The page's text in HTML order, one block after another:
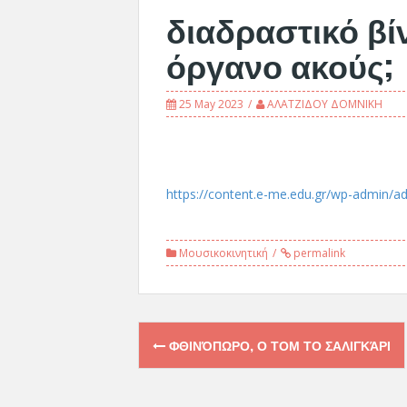
διαδραστικό
όργανο ακούς;
25 May 2023 ΑΛΑΤΖΙΔΟΥ ΔΟΜΝΙΚΗ
https://content.e-me.edu.gr/wp-admin/
Μουσικοκινητική permalink
Post
navigation
ΦΘΙΝΌΠΩΡΟ, Ο ΤΟΜ ΤΟ ΣΑΛΙΓΚΆΡΙ